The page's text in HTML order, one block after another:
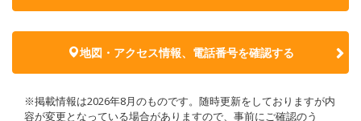
地図・アクセス情報、電話番号を確認する
※掲載情報は2026年8月のものです。随時更新をしておりますが内
容が変更となっている場合がありますので、事前にご確認のう